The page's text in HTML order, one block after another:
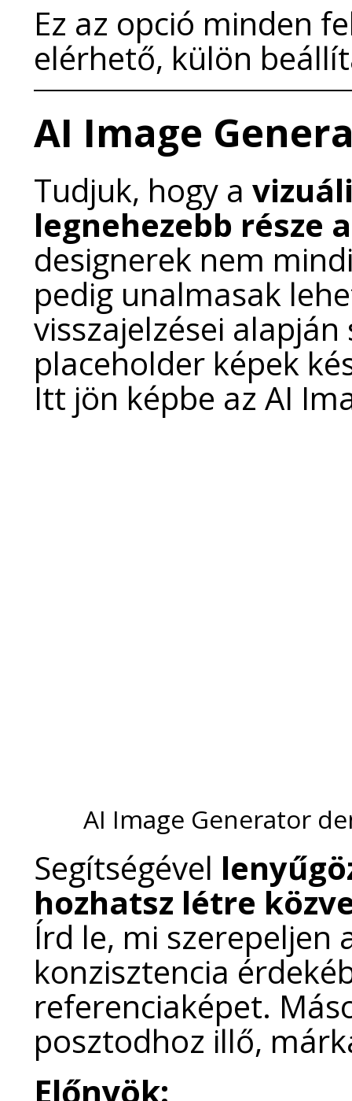
Ez az opció minden
elérhető, külön
AI Image
Tudjuk, hogy a
legnehezebb
designerek nem
pedig unalmasak
visszajelzései
placeholder képek
Itt jön képbe az AI
AI Image Generator
Segítségével
hozhatsz létre
Írd le, mi szerepeljen
konzisztencia
referenciaképet.
posztodhoz illő,
Előnyök: